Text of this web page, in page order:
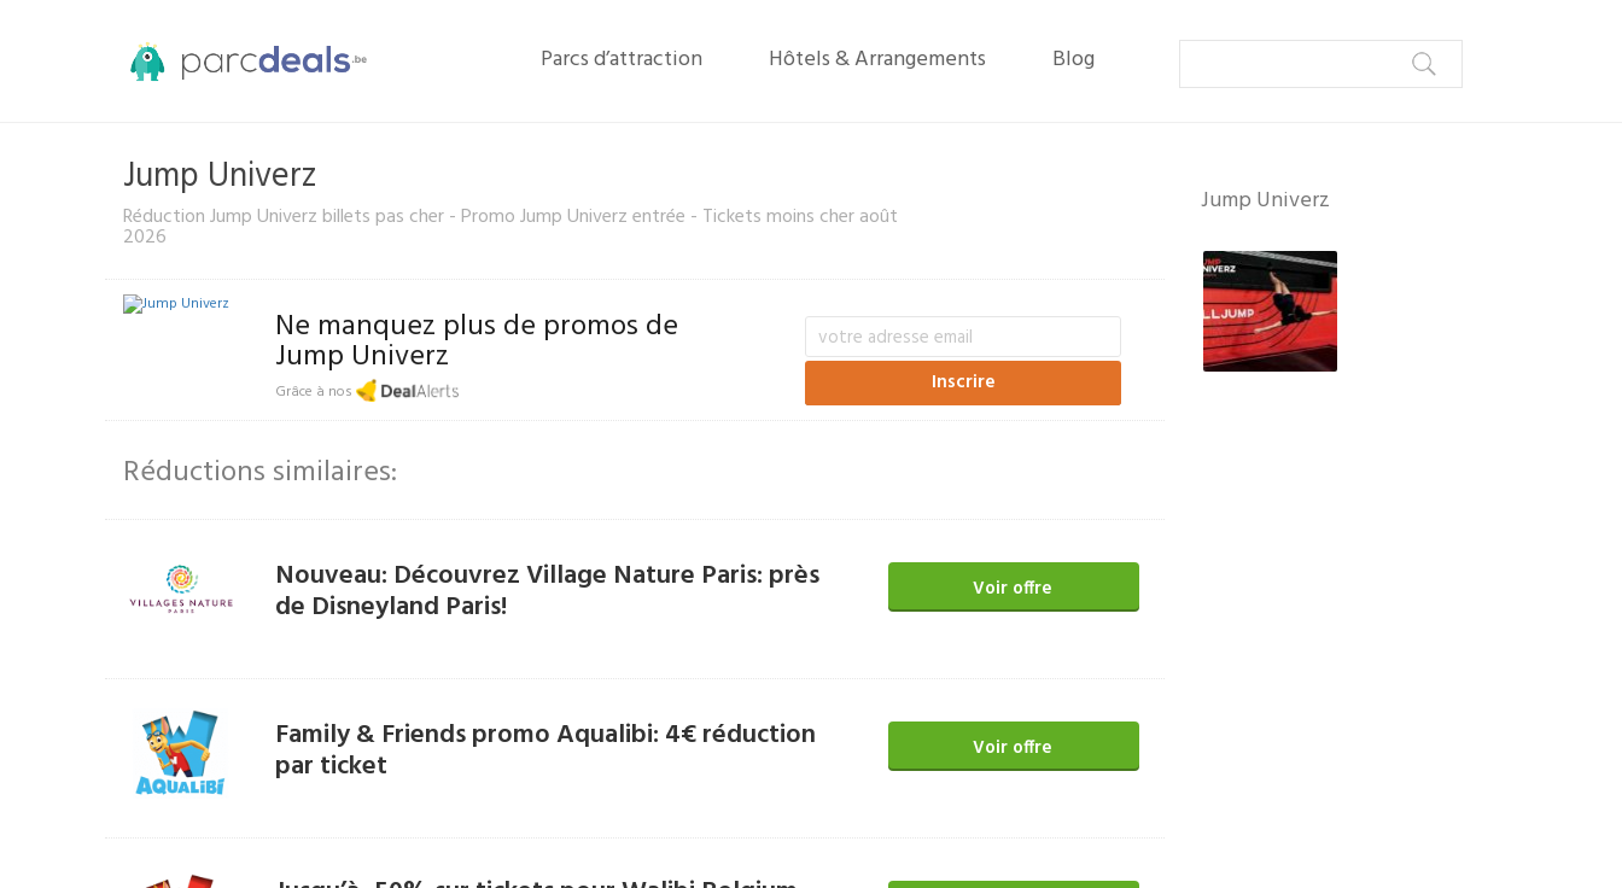
Parcs d’attraction Hôtels & Arrangements Blog
Jump Univerz
Réduction Jump Univerz billets pas cher - Promo Jump Univerz entrée - Tickets moins cher août
2026
Ne manquez plus de promos de
Jump Univerz
Grâce à nos
Réductions similaires:
Nouveau: Découvrez Village Nature Paris: près
de Disneyland Paris! Voir offre
Family & Friends promo Aqualibi: 4€ réduction
par ticket Voir offre
Jump Univerz